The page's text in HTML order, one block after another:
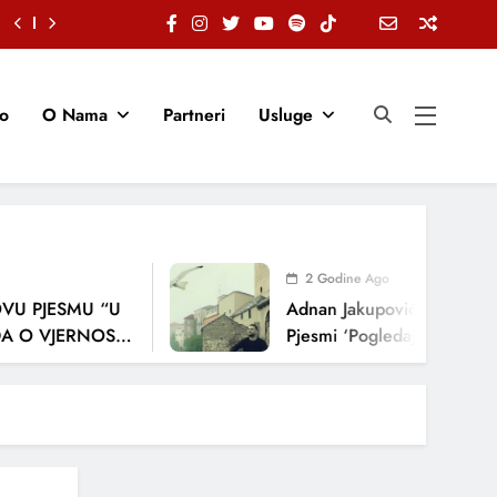
O Nama Partneri Usluge
“U
2 Godine Ago
Adnan Jakupović Donosi
Pjesmi ‘Pogledaj Me’